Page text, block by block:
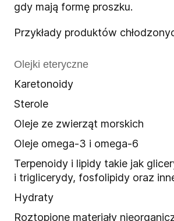
gdy mają formę proszku.
Przykłady produktów
Olejki eteryczne
Karetonoidy
Sterole
Oleje ze zwierząt morskich
Oleje omega-3 i omega-6
Terpenoidy i lipidy takie jak
i triglicerydy, fosfolipidy oraz
Hydraty
Roztopione materiały